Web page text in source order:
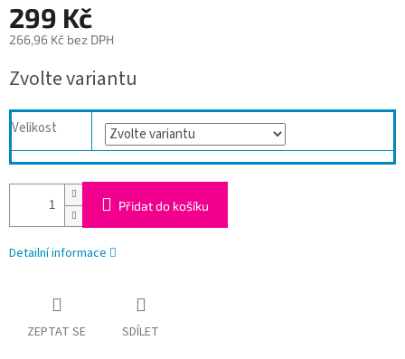
299 Kč
266,96 Kč bez DPH
cena:
Zvolte variantu
Velikost
Přidat do košíku
Detailní informace
ZEPTAT SE SDÍLET